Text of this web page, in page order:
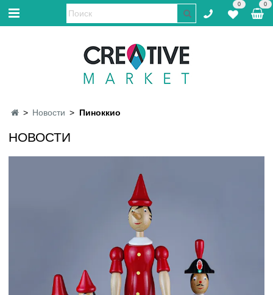
0 0
Новости Пиноккио
НОВОСТИ